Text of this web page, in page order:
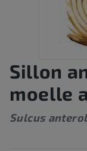
Sillon
moelle
Sulcus